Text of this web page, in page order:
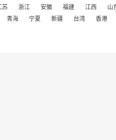
苏 浙江 安徽 福建 江西 山
青海 宁夏 新疆 台湾 香港